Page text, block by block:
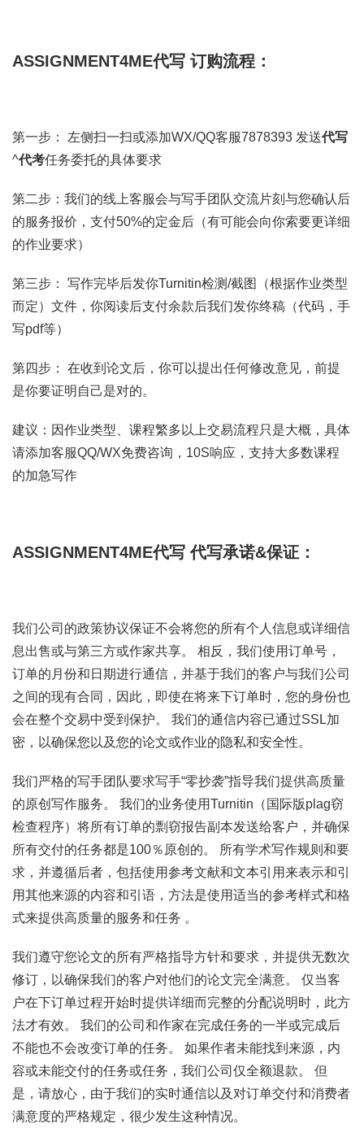
ASSIGNMENT4ME代写 订购流程：
第一步： 左侧扫一扫或添加WX/QQ客服7878393 发送代写
^代考任务委托的具体要求
第二步：我们的线上客服会与写手团队交流片刻与您确认后
的服务报价，支付50%的定金后（有可能会向你索要更详细
的作业要求）
第三步： 写作完毕后发你Turnitin检测/截图（根据作业类型
而定）文件，你阅读后支付余款后我们发你终稿（代码，手
写pdf等）
第四步： 在收到论文后，你可以提出任何修改意见，前提
是你要证明自己是对的。
建议：因作业类型、课程繁多以上交易流程只是大概，具体
请添加客服QQ/WX免费咨询，10S响应，支持大多数课程
的加急写作
ASSIGNMENT4ME代写代写承诺&保证：
我们公司的政策协议保证不会将您的所有个人信息或详细信
息出售或与第三方或作家共享。 相反，我们使用订单号，
订单的月份和日期进行通信，并基于我们的客户与我们公司
之间的现有合同，因此，即使在将来下订单时，您的身份也
会在整个交易中受到保护。 我们的通信内容已通过SSL加
密，以确保您以及您的论文或作业的隐私和安全性。
我们严格的写手团队要求写手“零抄袭”指导我们提供高质量
的原创写作服务。 我们的业务使用Turnitin（国际版plag窃
检查程序）将所有订单的剽窃报告副本发送给客户，并确保
所有交付的任务都是100％原创的。 所有学术写作规则和要
求，并遵循后者，包括使用参考文献和文本引用来表示和引
用其他来源的内容和引语，方法是使用适当的参考样式和格
式来提供高质量的服务和任务 。
我们遵守您论文的所有严格指导方针和要求，并提供无数次
修订，以确保我们的客户对他们的论文完全满意。 仅当客
户在下订单过程开始时提供详细而完整的分配说明时，此方
法才有效。 我们的公司和作家在完成任务的一半或完成后
不能也不会改变订单的任务。 如果作者未能找到来源，内
容或未能交付的任务或任务，我们公司仅全额退款。 但
是，请放心，由于我们的实时通信以及对订单交付和消费者
满意度的严格规定，很少发生这种情况。